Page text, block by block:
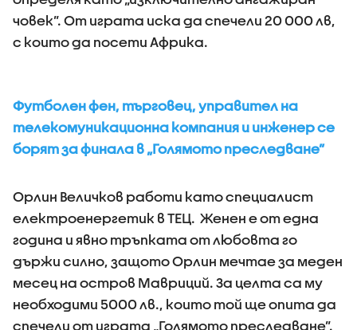
човек”. От играта иска да спечели 20 000 лв,
с които да посети Африка.
Футболен фен, търговец, управител на
телекомуникационна компания и инженер се
борят за финала в „Голямото преследване”
Орлин Величков работи като специалист
електроенергетик в ТЕЦ. Женен е от една
година и явно тръпката от любовта го
държи силно, защото Орлин мечтае за меден
месец на остров Мавриций. За целта са му
необходими 5000 лв., които той ще опита да
спечели от играта „Голямото преследване”.